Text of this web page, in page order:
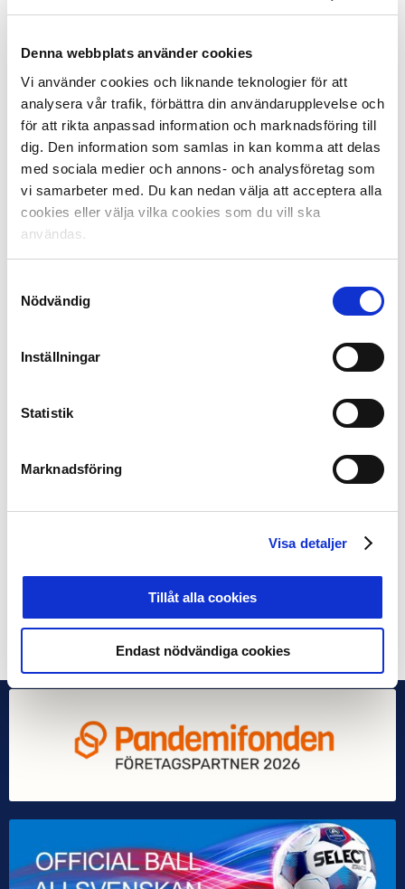
Denna webbplats använder cookies
Vi använder cookies och liknande teknologier för att
analysera vår trafik, förbättra din användarupplevelse och
för att rikta anpassad information och marknadsföring till
dig. Den information som samlas in kan komma att delas
med sociala medier och annons- och analysföretag som
vi samarbeter med. Du kan nedan välja att acceptera alla
cookies eller välja vilka cookies som du vill ska
användas.
Nödvändig
Inställningar
Statistik
Marknadsföring
Visa detaljer
Tillåt alla cookies
Endast nödvändiga cookies
Fakta European Leagues:
European Professional Football Leagues (EPFL).
Organisationen bildades 2005 ur föregångaren EUPPFL
(Association of European Union Premier Professional
Football Leagues) och har sin bas i Nyon i Schweiz.
European Leagues är en paraplyorganisation för sina
medlemmar – 32 fotbollsligor i Europa, däribland
Allsvenskan och Superettan – och för bland annat
deras talan mot UEFA och FIFA.
European Leagues strävar efter ett samarbete,
medlemsligorna samt att European Leagues gör
utveckla fotbollen på ett positivt sätt.
kulturella, ekonomiska och utbildande dimensioner i
utanför planen.
alla fotbollsligor i Europa
Dela på Facebook Dela på Twitter